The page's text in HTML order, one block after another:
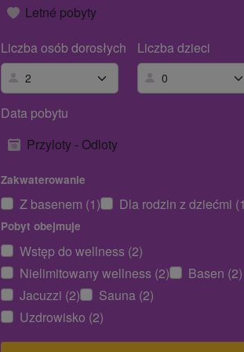
Letné pobyty
Liczba osób dorosłych
Liczba dzieci
Data pobytu
Przyloty - Odloty
Zakwaterowanie
Z basenem (1) Dla rodzin z dziećmi
Pobyt obejmuje
Wstęp do wellness (2)
Nielimitowany wellness (2)
Basen (2)
Jacuzzi (2)
Sauna (2)
Uzdrowisko (2)